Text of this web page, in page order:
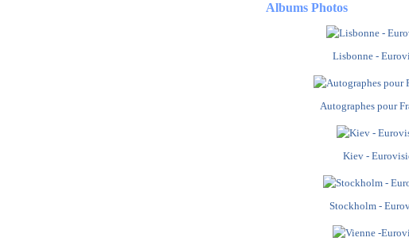
Albums Photos
Lisbonne -
Autographes pour
Kiev -
Stockholm -